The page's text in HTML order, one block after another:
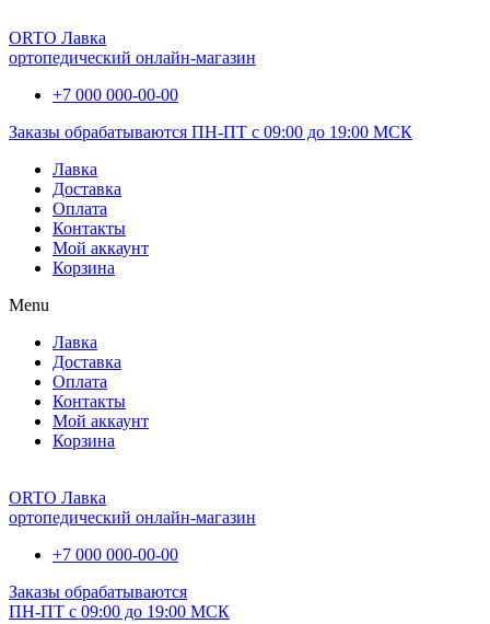
ORTO Лавка
ортопедический онлайн-магазин
+7 000 000-00-00
Заказы обрабатываются ПН-ПТ с 09:00 до 19:00 МСК
Лавка
Доставка
Оплата
Контакты
Мой аккаунт
Корзина
Menu
Лавка
Доставка
Оплата
Контакты
Мой аккаунт
Корзина
ORTO Лавка
ортопедический онлайн-магазин
+7 000 000-00-00
Заказы обрабатываются
ПН-ПТ с 09:00 до 19:00 МСК